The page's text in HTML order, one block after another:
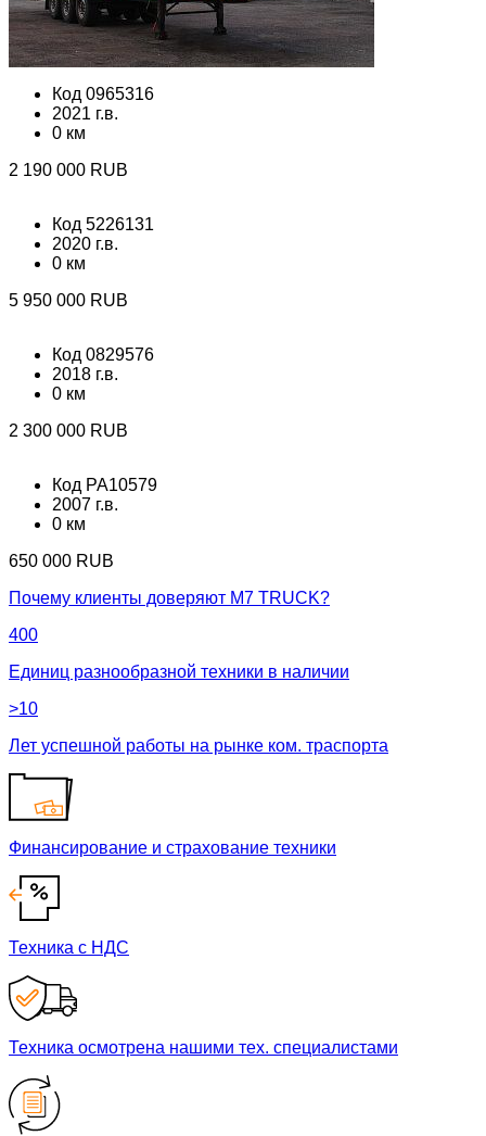
Код 0965316
2021 г.в.
0 км
2 190 000 RUB
Код 5226131
2020 г.в.
0 км
5 950 000 RUB
Код 0829576
2018 г.в.
0 км
2 300 000 RUB
Код PA10579
2007 г.в.
0 км
650 000 RUB
Почему клиенты доверяют М7 TRUCK?
400
Единиц разнообразной техники в наличии
>10
Лет успешной работы на рынке ком. траспорта
Финансирование и страхование техники
Техника с НДС
Техника осмотрена нашими тех. специалистами